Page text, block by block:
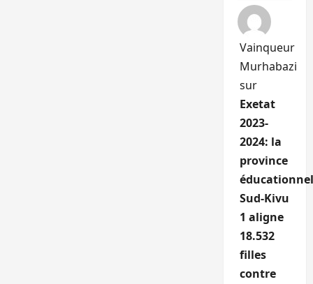
Vainqueur
Murhabazi
sur
Exetat
2023-
2024: la
province
Sud-Kivu
1 aligne
18.532
filles
contre